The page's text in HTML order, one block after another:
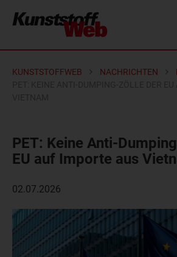
KUNSTSTOFFWEB NACHRICHTEN
PET: Keine Anti-
EU auf Importe aus
02.07.2026